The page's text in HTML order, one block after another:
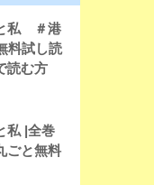
私 ＃港
料試し読
読む方
私 |全巻
ごと無料